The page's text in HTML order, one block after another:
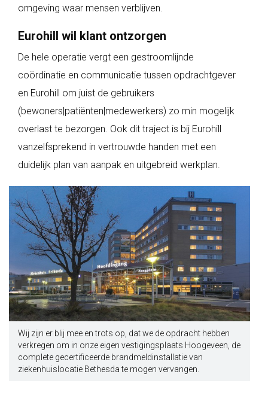
omgeving waar mensen verblijven.
Eurohill wil klant ontzorgen
De hele operatie vergt een gestroomlijnde
coördinatie en communicatie tussen opdrachtgever
en Eurohill om juist de gebruikers
(bewoners|patiënten|medewerkers) zo min mogelijk
overlast te bezorgen. Ook dit traject is bij Eurohill
vanzelfsprekend in vertrouwde handen met een
duidelijk plan van aanpak en uitgebreid werkplan.
Wij zijn er blij mee en trots op, dat we de opdracht hebben
verkregen om in onze eigen vestigingsplaats Hoogeveen, de
complete gecertificeerde brandmeldinstallatie van
ziekenhuislocatie Bethesda te mogen vervangen.